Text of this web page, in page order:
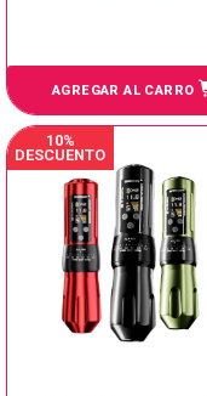
AGREGAR AL CARRO
10%
DESCUENTO